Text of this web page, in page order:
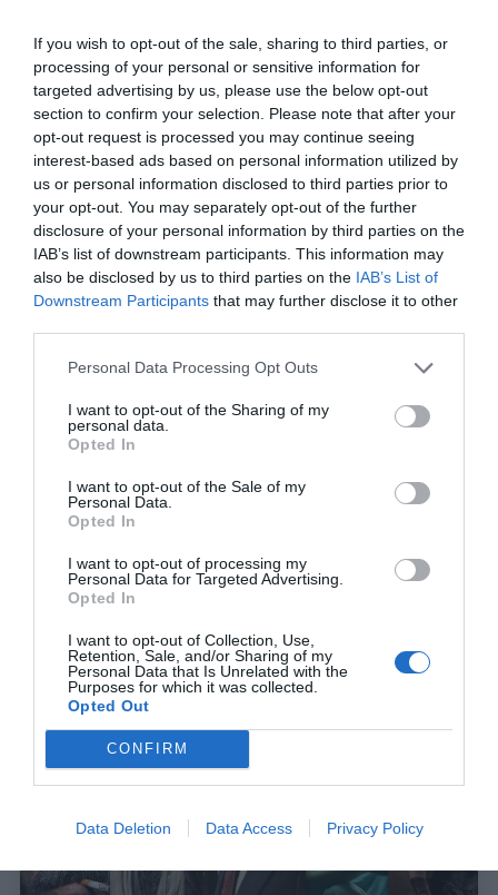
If you wish to opt-out of the sale, sharing to third parties, or
processing of your personal or sensitive information for
targeted advertising by us, please use the below opt-out
section to confirm your selection. Please note that after your
opt-out request is processed you may continue seeing
interest-based ads based on personal information utilized by
us or personal information disclosed to third parties prior to
your opt-out. You may separately opt-out of the further
disclosure of your personal information by third parties on the
IAB’s list of downstream participants. This information may
also be disclosed by us to third parties on the IAB’s List of
Downstream Participants that may further disclose it to other
Personal Data Processing Opt Outs
I want to opt-out of the Sharing of my
personal data.
Opted In
I want to opt-out of the Sale of my
Personal Data.
Opted In
I want to opt-out of processing my
Personal Data for Targeted Advertising.
Opted In
I want to opt-out of Collection, Use,
Retention, Sale, and/or Sharing of my
Personal Data that Is Unrelated with the
Purposes for which it was collected.
Opted Out
CONFIRM
Data Deletion Data Access Privacy Policy
Ο Γιάννης Σερβετάς έγινε...Ηρακλής και κάνει
πλάκα με την Ήρα